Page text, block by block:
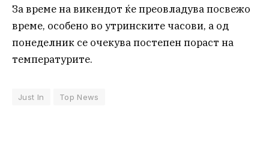
За време на викендот ќе преовладува посвежо
време, особено во утринските часови, а од
понеделник се очекува постепен пораст на
температурите.
Just In Top News